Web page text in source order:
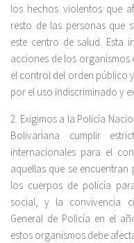
los hechos violentos que
resto de las personas que
este centro de salud. Esta
acciones de los organismos
el control del orden público
por el uso indiscriminado y
2. Exigimos a la Policía
Bolivariana cumplir
internacionales para el
aquellas que se
los cuerpos de policía
social, y la convivencia
General de Policía en el
estos organismos debe